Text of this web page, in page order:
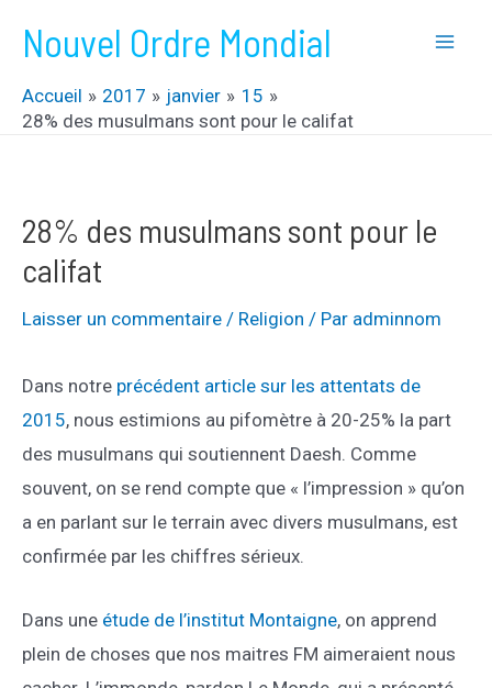
contenu
Nouvel Ordre Mondial
Accueil 2017 janvier
15
28% des musulmans sont pour le califat
28% des musulmans sont pour le
califat
Laisser un commentaire / Religion / Par adminnom
Dans notre précédent article sur les attentats de
2015, nous estimions au pifomètre à 20-25% la part
des musulmans qui soutiennent Daesh. Comme
souvent, on se rend compte que « l’impression » qu’on
a en parlant sur le terrain avec divers musulmans, est
confirmée par les chiffres sérieux.
Dans une étude de l’institut Montaigne, on apprend
plein de choses que nos maitres FM aimeraient nous